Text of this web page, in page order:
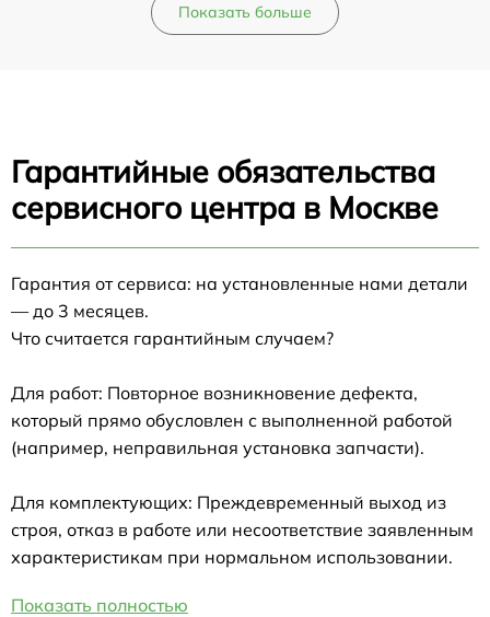
Показать больше
Гарантийные обязательства
сервисного центра в Москве
Гарантия от сервиса: на установленные нами детали
— до 3 месяцев.
Что считается гарантийным случаем?
Для работ: Повторное возникновение дефекта,
который прямо обусловлен с выполненной работой
(например, неправильная установка запчасти).
Для комплектующих: Преждевременный выход из
строя, отказ в работе или несоответствие заявленным
характеристикам при нормальном использовании.
Показать полностью